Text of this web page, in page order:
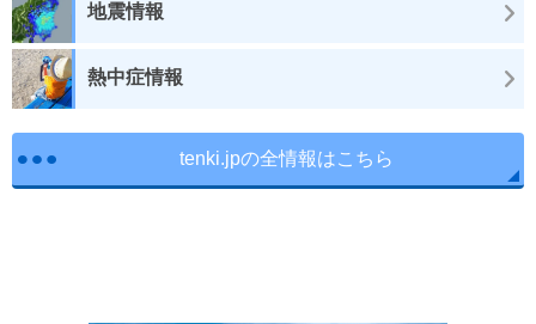
地震情報
熱中症情報
tenki.jpの全情報はこちら